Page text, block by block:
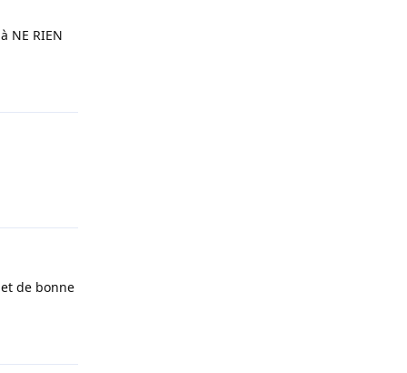
NE RIEN
de bonne